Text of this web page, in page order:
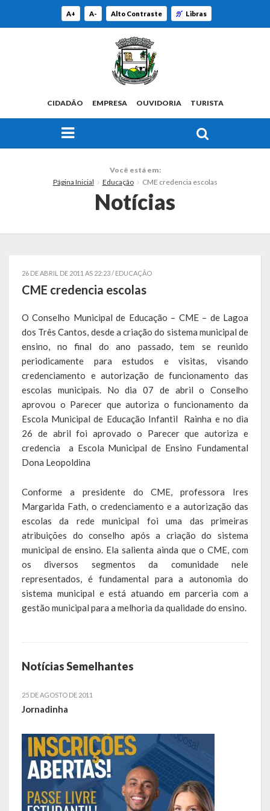
A+ A- Alto Contraste Libras
CIDADÃO EMPRESA OUVIDORIA TURISTA
Símbolos
Governo
Administração
Ex-Administradores
Conselhos Municipais
Administração, Fazenda e Planejamento
Desenvolvimento Social
Educação, Cultura, Turismo, Desporto e Lazer
Obras, Serviços Urbanos e Trânsito
Saúde
Cultura
A História da Comunidade Católica Nossa Senhora de Lourdes
A História da Comunidade Evangélica de Linha Kronenthal
Cantos
A História da Comunidade Evangélica de Confissão Luterana no
Brasil de Lagoa dos Três Cantos
A história marcante do Grêmio Esportivo Lagoense: uma história
Você está em:
Página Inicial
Educação CME credencia escolas
Notícias
26 DE ABRIL DE 2011 AS 22:23 / EDUCAÇÃO
CME credencia escolas
O Conselho Municipal de Educação – CME – de Lagoa
dos Três Cantos, desde a criação do sistema municipal de
ensino, no final do ano passado, tem se reunido
periodicamente para estudos e visitas, visando
credenciamento e autorização de funcionamento das
escolas municipais. No dia 07 de abril o Conselho
aprovou o Parecer que autoriza o funcionamento da
Escola Municipal de Educação Infantil Rainha e no dia
26 de abril foi aprovado o Parecer que autoriza e
credencia a Escola Municipal de Ensino Fundamental
Dona Leopoldina
Conforme a presidente do CME, professora Ires
Margarida Fath, o credenciamento e a autorização das
escolas da rede municipal foi uma das primeiras
atribuições do conselho após a criação do sistema
municipal de ensino. Ela salienta ainda que o CME, com
os diversos segmentos da comunidade nele
representados, é fundamental para a autonomia do
sistema municipal e está atuando em parceria com a
gestão municipal para a melhoria da qualidade do ensino.
Notícias Semelhantes
25 DE AGOSTO DE 2011
Jornadinha